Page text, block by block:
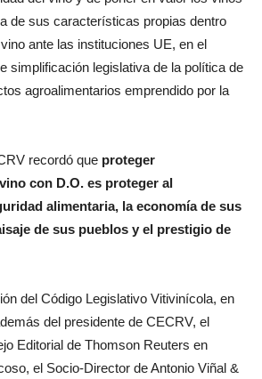
de sus características propias dentro
ante las instituciones UE, en el
simplificación legislativa de la política de
agroalimentarios emprendido por la
recordó que proteger
con D.O. es proteger al
alimentaria, la economía de sus
de sus pueblos y el prestigio de
del Código Legislativo Vitivinícola, en
del presidente de CECRV, el
Editorial de Thomson Reuters en
el Socio-Director de Antonio Viñal &